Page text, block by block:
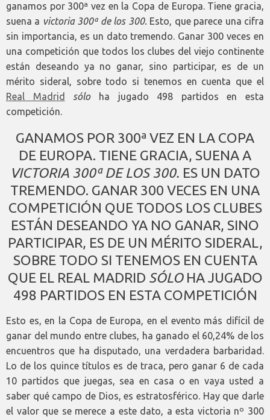
ganamos por 300ª vez en la Copa de Europa. Tiene gracia,
suena a victoria 300ª de los 300. Esto, que parece una cifra
sin importancia, es un dato tremendo. Ganar 300 veces en
una competición que todos los clubes del viejo continente
están deseando ya no ganar, sino participar, es de un
mérito sideral, sobre todo si tenemos en cuenta que el
Real Madrid
sóloha jugado 498 partidos en esta
competición.
GANAMOS POR 300ª VEZ EN LA COPA
DE EUROPA. TIENE GRACIA, SUENA A
VICTORIA 300ª DE LOS 300. ES UN DATO
TREMENDO. GANAR 300 VECES EN UNA
COMPETICIÓN QUE TODOS LOS CLUBES
ESTÁN DESEANDO YA NO GANAR, SINO
PARTICIPAR, ES DE UN MÉRITO SIDERAL,
SOBRE TODO SI TENEMOS EN CUENTA
QUE EL REAL MADRID SÓLOHA JUGADO
498 PARTIDOS EN ESTA COMPETICIÓN
Esto es, en la Copa de Europa, en el evento más difícil de
ganar del mundo entre clubes, ha ganado el 60,24% de los
encuentros que ha disputado, una verdadera barbaridad.
Lo de los quince títulos es de traca, pero ganar 6 de cada
10 partidos que juegas, sea en casa o en vaya usted a
saber qué campo de Dios, es estratosférico. Hay que darle
el valor que se merece a este dato, a esta victoria nº 300